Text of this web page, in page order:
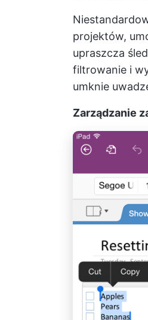
projektów,
upraszcza
filtrowanie i
umknie
Zarządzanie